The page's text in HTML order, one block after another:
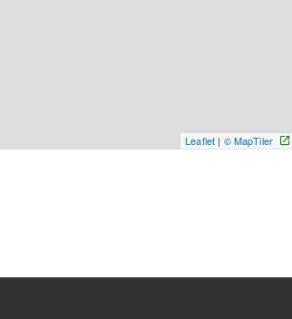
Leaflet | © MapTiler